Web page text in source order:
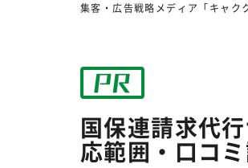
集客・広告戦略メディア「キャク
国保連請求代
応範囲・口コ